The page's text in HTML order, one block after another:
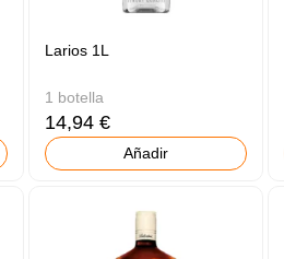
Larios 1L
1 botella
14,94 €
Añadir